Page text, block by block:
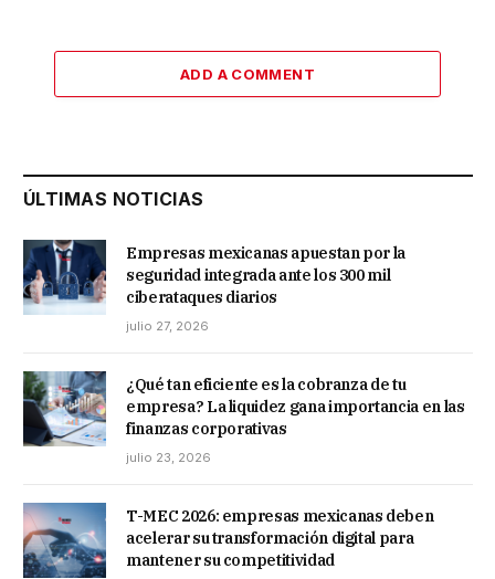
ADD A COMMENT
ÚLTIMAS NOTICIAS
Empresas mexicanas apuestan por la
seguridad integrada ante los 300 mil
ciberataques diarios
julio 27, 2026
¿Qué tan eficiente es la cobranza de tu
empresa? La liquidez gana importancia en las
finanzas corporativas
julio 23, 2026
T-MEC 2026: empresas mexicanas deben
acelerar su transformación digital para
mantener su competitividad